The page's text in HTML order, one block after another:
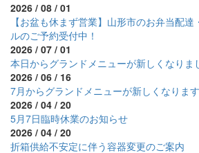
2026 / 08 / 01
【お盆も休まず営業】山形市のお弁当配
ルのご予約受付中！
2026 / 07 / 01
本日からグランドメニューが新しくなりま
2026 / 06 / 16
7月からグランドメニューが新しくなります
2026 / 04 / 20
5月7日臨時休業のお知らせ
2026 / 04 / 20
折箱供給不安定に伴う容器変更のご案内